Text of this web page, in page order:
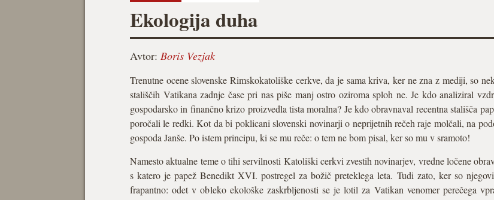
Ekologija duha
Avtor: Boris Vezjak
Trenutne ocene slovenske Rimskokatoliške cerkve, da je sama kriva, ker ne zna z mediji, so
stališčih Vatikana zadnje čase pri nas piše manj ostro oziroma sploh ne. Je kdo analiziral
gospodarsko in finančno krizo proizvedla tista moralna? Je kdo obravnaval recentna stališča
poročali le redki. Kot da bi poklicani slovenski novinarji o neprijetnih rečeh raje molčali, na
gospoda Janše. Po istem principu, ki se mu reče: o tem ne bom pisal, ker so mu v sramoto!
Namesto aktualne teme o tihi servilnosti Katoliški cerkvi zvestih novinarjev, vredne ločene
s katero je papež Benedikt XVI. postregel za božič preteklega leta. Tudi zato, ker so
frapantno: odet v obleko ekološke zaskrbljenosti se je lotil za Vatikan venomer perečega